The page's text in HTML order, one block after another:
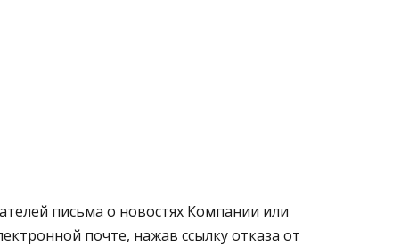
письма о новостях Компании или
почте, нажав ссылку отказа от